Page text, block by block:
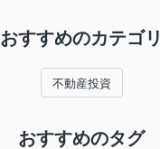
おすすめのカテゴリ
不動産投資
おすすめのタグ